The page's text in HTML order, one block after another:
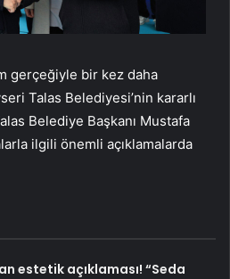
gerçeğiyle bir kez daha
Talas Belediyesi’nin kararlı
Belediye Başkanı Mustafa
ilgili önemli açıklamalarda
estetik açıklaması! “Seda